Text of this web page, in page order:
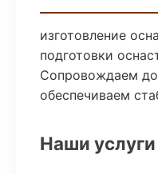
изготовление
подготовки
Сопровождаем
обеспечиваем
Наши услуги